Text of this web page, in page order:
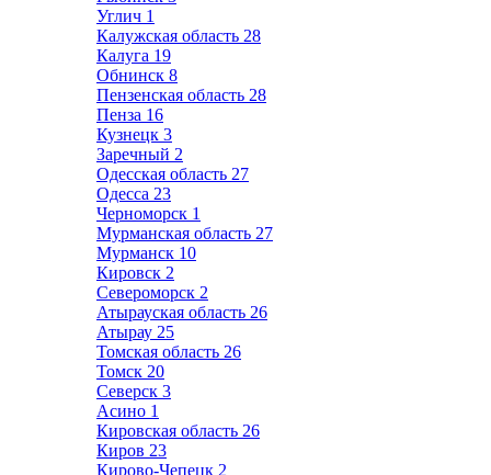
Углич 1
Калужская область 28
Калуга 19
Обнинск 8
Пензенская область 28
Пенза 16
Кузнецк 3
Заречный 2
Одесская область 27
Одесса 23
Черноморск 1
Мурманская область 27
Мурманск 10
Кировск 2
Североморск 2
Атырауская область 26
Атырау 25
Томская область 26
Томск 20
Северск 3
Асино 1
Кировская область 26
Киров 23
Кирово-Чепецк 2